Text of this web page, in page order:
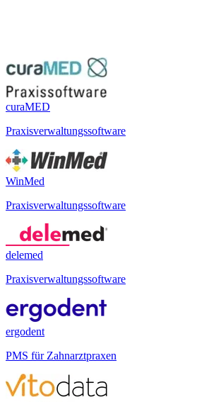
curaMED
Praxisverwaltungssoftware
WinMed
Praxisverwaltungssoftware
delemed
Praxisverwaltungssoftware
ergodent
PMS für Zahnarztpraxen